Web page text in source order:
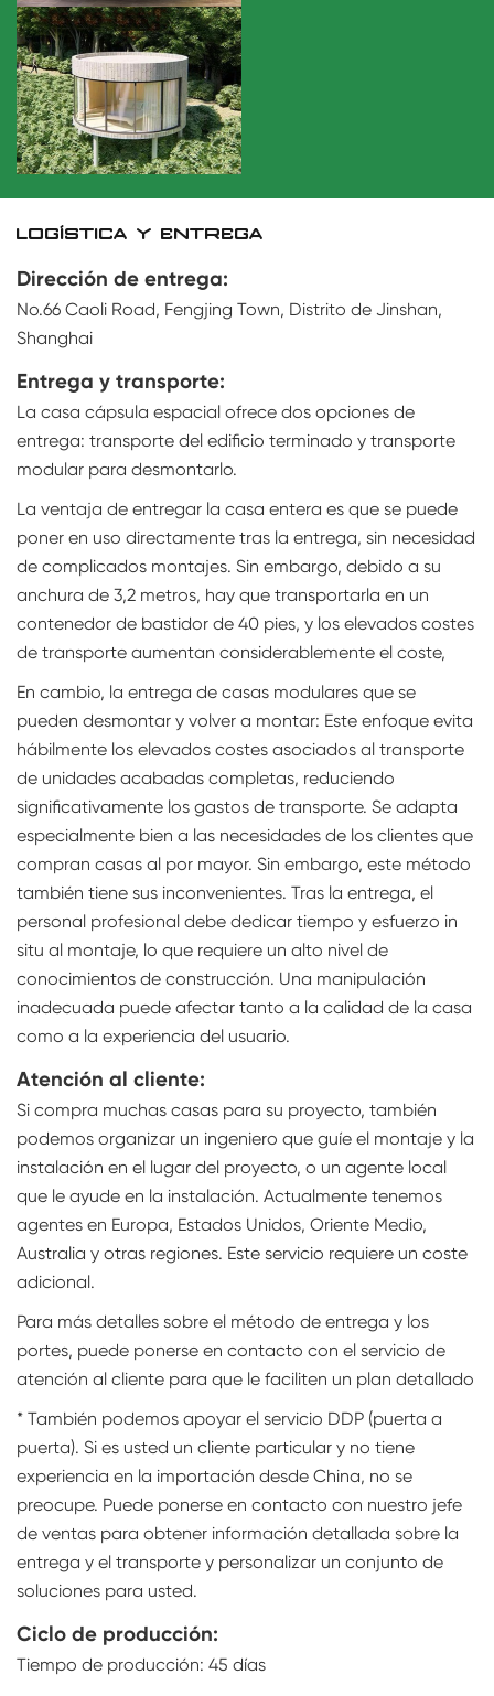
LOGÍSTICA Y ENTREGA
Dirección de entrega:
No.66 Caoli Road, Fengjing Town, Distrito de Jinshan,
Shanghai
Entrega y transporte:
La casa cápsula espacial ofrece dos opciones de
entrega: transporte del edificio terminado y transporte
modular para desmontarlo.
La ventaja de entregar la casa entera es que se puede
poner en uso directamente tras la entrega, sin necesidad
de complicados montajes. Sin embargo, debido a su
anchura de 3,2 metros, hay que transportarla en un
contenedor de bastidor de 40 pies, y los elevados costes
de transporte aumentan considerablemente el coste,
En cambio, la entrega de casas modulares que se
pueden desmontar y volver a montar: Este enfoque evita
hábilmente los elevados costes asociados al transporte
de unidades acabadas completas, reduciendo
significativamente los gastos de transporte. Se adapta
especialmente bien a las necesidades de los clientes que
compran casas al por mayor. Sin embargo, este método
también tiene sus inconvenientes. Tras la entrega, el
personal profesional debe dedicar tiempo y esfuerzo in
situ al montaje, lo que requiere un alto nivel de
conocimientos de construcción. Una manipulación
inadecuada puede afectar tanto a la calidad de la casa
como a la experiencia del usuario.
Atención al cliente:
Si compra muchas casas para su proyecto, también
podemos organizar un ingeniero que guíe el montaje y la
instalación en el lugar del proyecto, o un agente local
que le ayude en la instalación. Actualmente tenemos
agentes en Europa, Estados Unidos, Oriente Medio,
Australia y otras regiones. Este servicio requiere un coste
adicional.
Para más detalles sobre el método de entrega y los
portes, puede ponerse en contacto con el servicio de
atención al cliente para que le faciliten un plan detallado
* También podemos apoyar el servicio DDP (puerta a
puerta). Si es usted un cliente particular y no tiene
experiencia en la importación desde China, no se
preocupe. Puede ponerse en contacto con nuestro jefe
de ventas para obtener información detallada sobre la
entrega y el transporte y personalizar un conjunto de
soluciones para usted.
Ciclo de producción:
Tiempo de producción: 45 días